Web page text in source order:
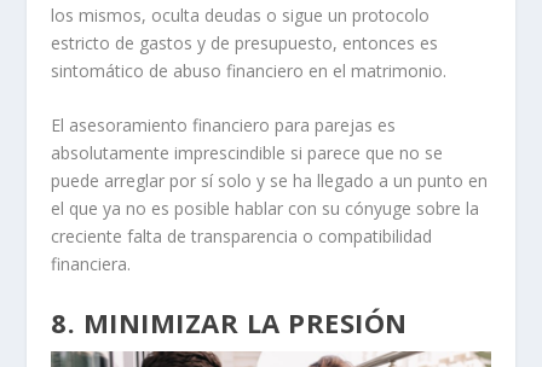
los mismos, oculta deudas o sigue un protocolo
estricto de gastos y de presupuesto, entonces es
sintomático de abuso financiero en el matrimonio.
El asesoramiento financiero para parejas es
absolutamente imprescindible si parece que no se
puede arreglar por sí solo y se ha llegado a un punto en
el que ya no es posible hablar con su cónyuge sobre la
creciente falta de transparencia o compatibilidad
financiera.
8. MINIMIZAR LA PRESIÓN